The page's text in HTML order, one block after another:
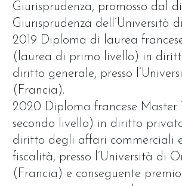
Giurisprudenza, promosso dal
Giurisprudenza dell’Università
2019 Diploma di laurea
(laurea di primo livello) in
diritto generale, presso
(Francia).
2020 Diploma francese Master
secondo livello) in diritto
diritto degli affari commerciali
fiscalità, presso l’Università di
(Francia) e conseguente